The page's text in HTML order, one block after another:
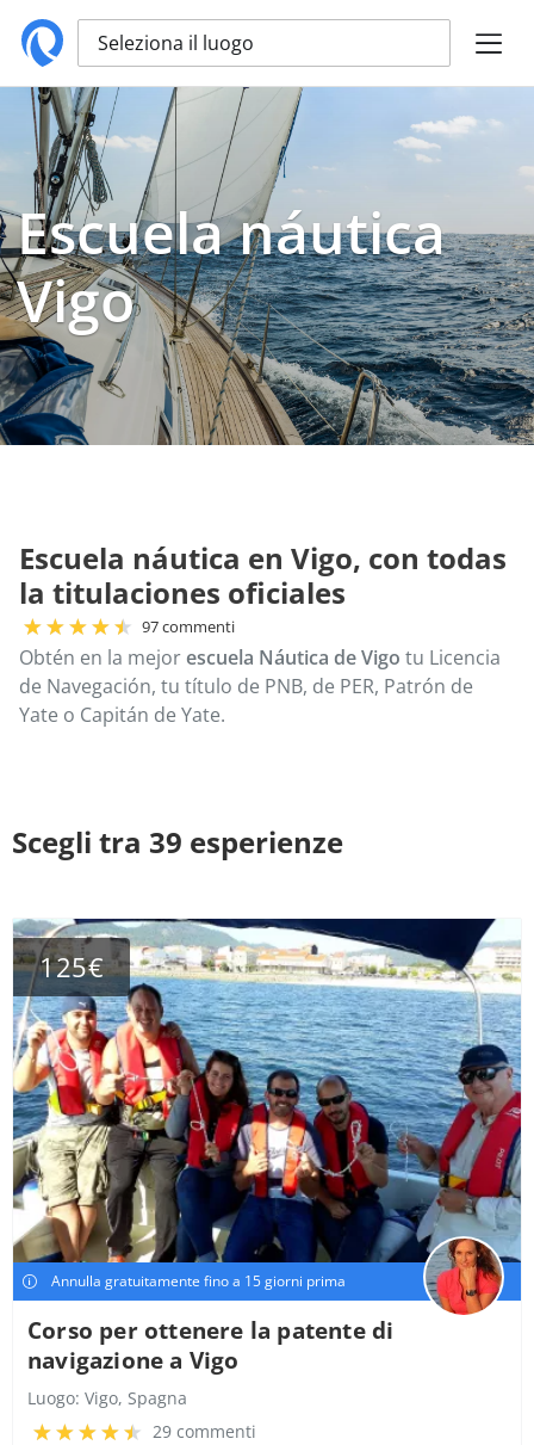
Seleziona il luogo
Escuela náutica
Vigo
Escuela náutica en Vigo, con todas
la titulaciones oficiales
97 commenti
Obtén en la mejorescuela Náutica de Vigo tu Licencia
de Navegación, tu título de PNB, de PER, Patrón de
Yate o Capitán de Yate.
Scegli tra 39 esperienze
Annulla gratuitamente fino a 15 giorni prima
125€
Corso per ottenere la patente di
navigazione a Vigo
Luogo: Vigo, Spagna
29 commenti